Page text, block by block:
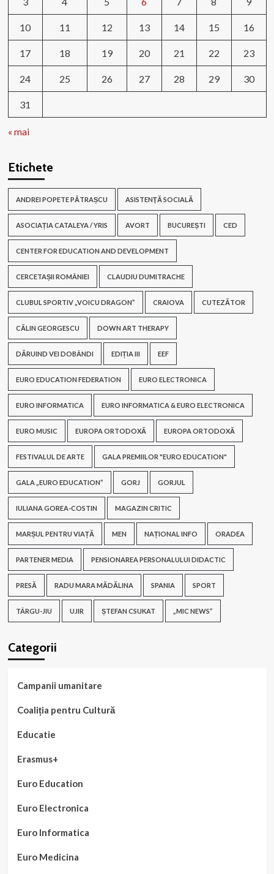
10 11 12 13 14 15 16
17 18 19 20 21 22 23
24 25 26 27 28 29 30
31
« mai
Etichete
ANDREI POPETE PĂTRAȘCU ASISTENŢĂ SOCIALĂ
ASOCIAȚIA CATALEYA / YRIS AVORT BUCUREȘTI CED
CENTER FOR EDUCATION AND DEVELOPMENT
CERCETAȘII ROMÂNIEI CLAUDIU DUMITRACHE
CLUBUL SPORTIV „VOICU DRAGON” CRAIOVA CUTEZĂTOR
CĂLIN GEORGESCU DOWN ART THERAPY
DĂRUIND VEI DOBÂNDI EDIȚIA III EEF
EURO EDUCATION FEDERATION EURO ELECTRONICA
EURO INFORMATICA EURO INFORMATICA & EURO ELECTRONICA
EURO MUSIC EUROPA ORTODOXĂ EUROPA ORTODOXĂ
FESTIVALUL DE ARTE GALA PREMIILOR "EURO EDUCATION"
GALA „EURO EDUCATION” GORJ GORJUL
IULIANA GOREA-COSTIN MAGAZIN CRITIC
MARȘUL PENTRU VIAȚĂ MEN NAȚIONAL INFO ORADEA
PARTENER MEDIA PENSIONAREA PERSONALULUI DIDACTIC
PRESĂ RADU MARA MĂDĂLINA SPANIA SPORT
TÂRGU-JIU UJIR ȘTEFAN CSUKAT „MIC NEWS”
Categorii
Campanii umanitare
Coaliția pentru Cultură
Educatie
Erasmus+
Euro Education
Euro Electronica
Euro Informatica
Euro Medicina